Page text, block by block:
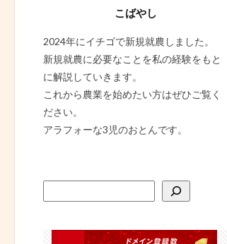
こばやし
2024年にイチゴで新規就農しました。
新規就農に必要なことを私の経験をもと
に解説していきます。
これから農業を始めたい方はぜひご覧く
ださい。
アラフォーな3児のおとんです。